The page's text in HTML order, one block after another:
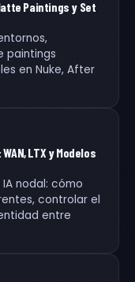
Paintings y Set
paintings
en Nuke, After
LTX y Modelos
nodal: cómo
controlar el
entre